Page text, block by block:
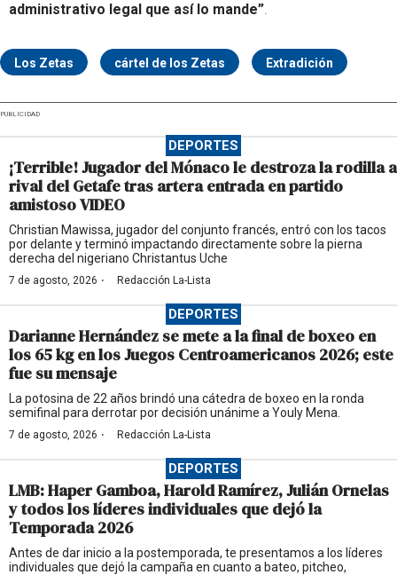
administrativo legal que así lo mande”.
Los Zetas cártel de los Zetas Extradición
PUBLICIDAD
DEPORTES
¡Terrible! Jugador del Mónaco le destroza la rodilla a
rival del Getafe tras artera entrada en partido
amistoso VIDEO
Christian Mawissa, jugador del conjunto francés, entró con los tacos
por delante y terminó impactando directamente sobre la pierna
derecha del nigeriano Christantus Uche
7 de agosto, 2026 · Redacción La-Lista
DEPORTES
Darianne Hernández se mete a la final de boxeo en
los 65 kg en los Juegos Centroamericanos 2026; este
fue su mensaje
La potosina de 22 años brindó una cátedra de boxeo en la ronda
semifinal para derrotar por decisión unánime a Youly Mena.
7 de agosto, 2026 · Redacción La-Lista
DEPORTES
LMB: Haper Gamboa, Harold Ramírez, Julián Ornelas
y todos los líderes individuales que dejó la
Temporada 2026
Antes de dar inicio a la postemporada, te presentamos a los líderes
individuales que dejó la campaña en cuanto a bateo, pitcheo,